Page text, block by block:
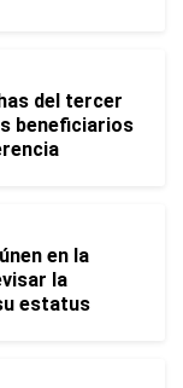
del tercer
beneficiarios
en la
la
estatus